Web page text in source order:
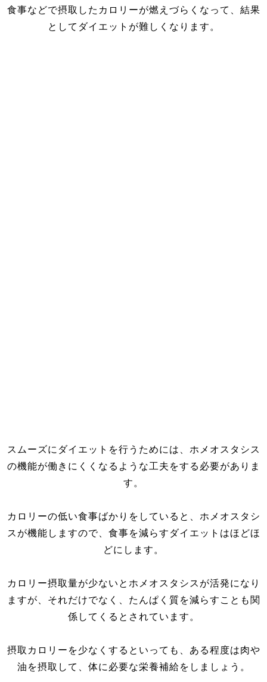
食事などで摂取したカロリーが燃えづらくなって、結果
としてダイエットが難しくなります。
スムーズにダイエットを行うためには、ホメオスタシス
の機能が働きにくくなるような工夫をする必要がありま
す。
カロリーの低い食事ばかりをしていると、ホメオスタシ
スが機能しますので、食事を減らすダイエットはほどほ
どにします。
カロリー摂取量が少ないとホメオスタシスが活発になり
ますが、それだけでなく、たんぱく質を減らすことも関
係してくるとされています。
摂取カロリーを少なくするといっても、ある程度は肉や
油を摂取して、体に必要な栄養補給をしましょう。